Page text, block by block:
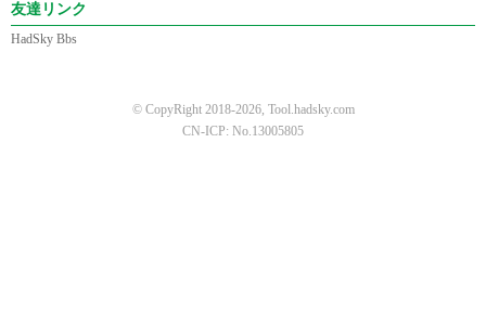
友達リンク
HadSky Bbs
© CopyRight 2018-2026, Tool.hadsky.com
CN-ICP: No.13005805